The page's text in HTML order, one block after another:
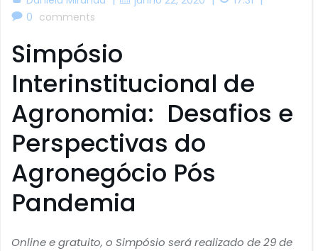
0 comments
Simpósio
Interinstitucional de
Agronomia: Desafios e
Perspectivas do
Agronegócio Pós
Pandemia
Online e gratuito, o Simpósio será realizado de 29 de